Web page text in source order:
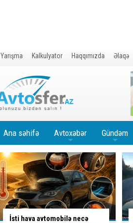
Yarışma Kalkulyator Haqqımızda Əlaqə
Ana səhifə Avtoxəbər Gündəm
Ölümlə yadda qalan yolda